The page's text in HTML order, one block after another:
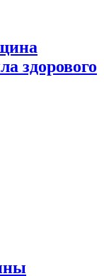
здорового